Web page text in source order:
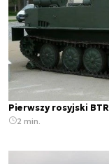
Pierwszy rosyjski
2 min.